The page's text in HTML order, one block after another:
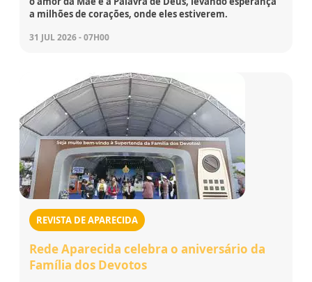
a milhões de corações, onde eles estiverem.
31 JUL 2026 - 07H00
REVISTA DE APARECIDA
Rede Aparecida celebra o aniversário da
Família dos Devotos